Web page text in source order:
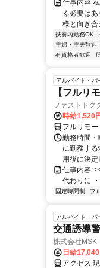
仕事内容
る必要は
様と向き合
扶養内勤務OK
主婦・主夫歓迎
有資格者歓迎
アルバイト・パ
【フルリ
ファストドク
時給1,520
フルリモー
勤務時間
に勤務す
用後に決
仕事内容:
代わりに
固定時間制 フ
アルバイト・パ
交通誘導
株式会社
日給
アクセス